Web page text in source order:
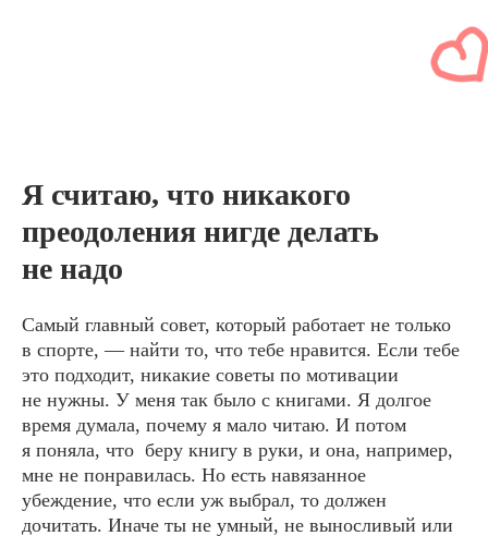
Я считаю, что никакого
преодоления нигде делать
не надо
Самый главный совет, который работает не только
в спорте, ― найти то, что тебе нравится. Если тебе
это подходит, никакие советы по мотивации
не нужны. У меня так было с книгами. Я долгое
время думала, почему я мало читаю. И потом
я поняла, что беру книгу в руки, и она, например,
мне не понравилась. Но есть навязанное
убеждение, что если уж выбрал, то должен
дочитать. Иначе ты не умный, не выносливый или